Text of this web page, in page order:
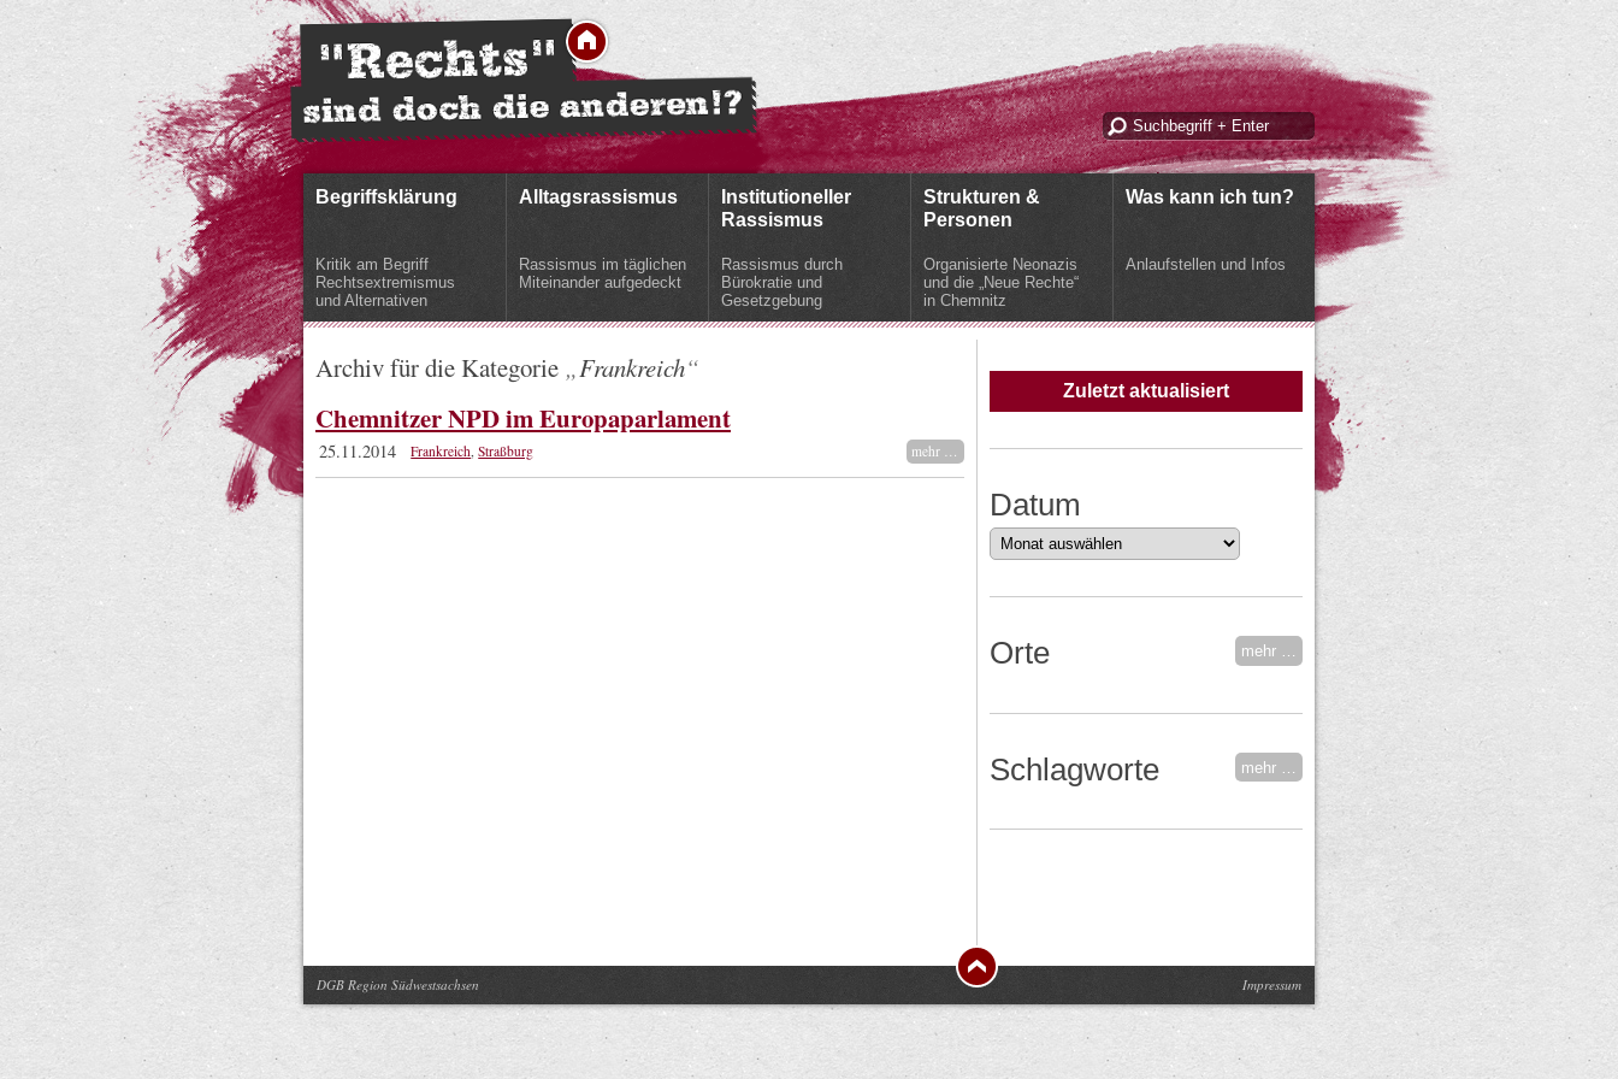
Begriffsklärung
Kritik am Begriff
Rechtsextremismus
und Alternativen
Alltagsrassismus
Rassismus im täglichen
Miteinander aufgedeckt
Institutioneller
Rassismus
Rassismus durch
Bürokratie und
Gesetzgebung
Strukturen &
Personen
Organisierte Neonazis
und die „Neue Rechte“
in Chemnitz
Was kann ich tun?
Anlaufstellen und Infos
Archiv für die Kategorie Frankreich
Chemnitzer NPD im Europaparlament
25.11.2014 Frankreich ,Straßburg mehr …
Zuletzt aktualisiert
Datum
Datum
Orte mehr …
Schlagworte mehr …
DGB Region Südwestsachsen Impressum